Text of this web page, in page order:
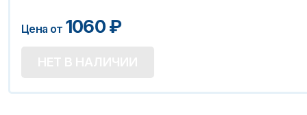
Цена от 1060₽